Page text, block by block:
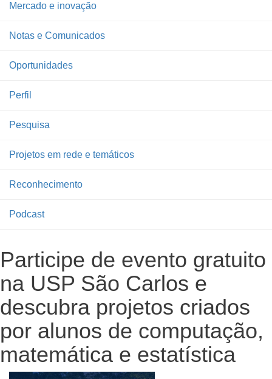
Mercado e inovação
Notas e Comunicados
Oportunidades
Perfil
Pesquisa
Projetos em rede e temáticos
Reconhecimento
Podcast
Participe de evento gratuito
na USP São Carlos e
descubra projetos criados
por alunos de computação,
matemática e estatística